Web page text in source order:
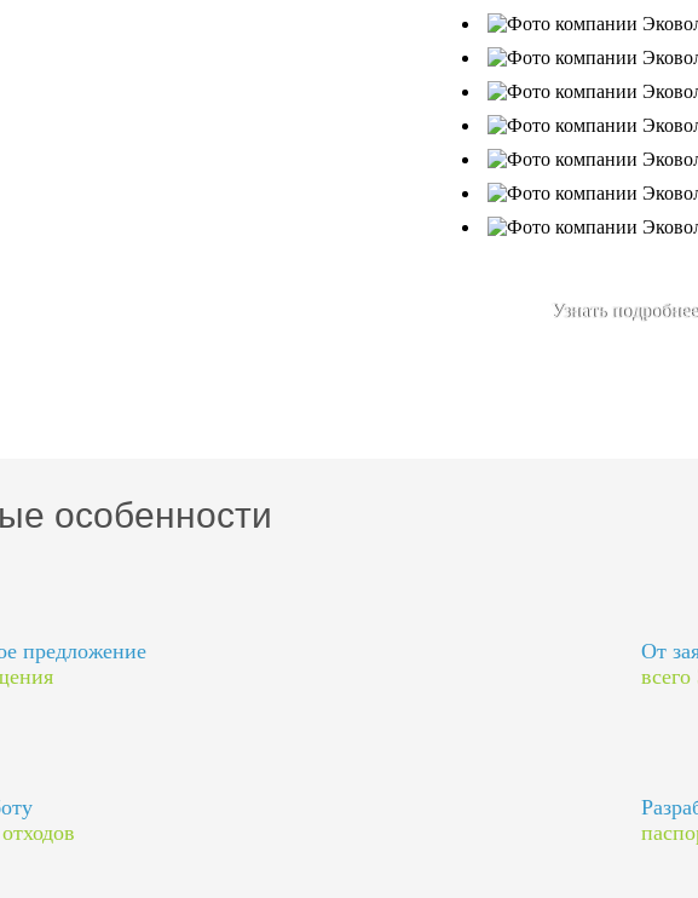
Узнать подробнее
особенности
предложение
От